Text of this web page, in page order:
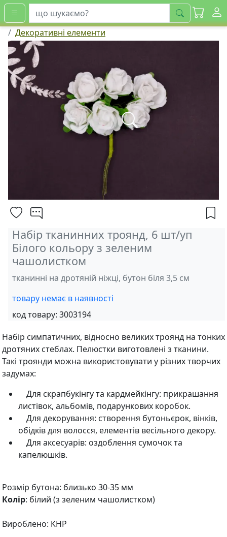
шукати
Декоративні елементи
Набір тканинних троянд, 6 шт/уп
Білого кольору з зеленим
чашолистком
тканинні на дротяній ніжці, бутон біля 3,5 см
товару немає в наявності
код товару: 3003194
Набір симпатичних, відносно великих троянд на тонких
дротяних стеблах. Пелюстки виготовлені з тканини.
Такі троянди можна використовувати у різних творчих
задумах:
Для скрапбукінгу та кардмейкінгу: прикрашання
листівок, альбомів, подарункових коробок.
Для декорування: створення бутоньєрок, вінків,
обідків для волосся, елементів весільного декору.
Для аксесуарів: оздоблення сумочок та
капелюшків.
Розмір бутона: близько 30-35 мм
Колір: білий (з зеленим чашолистком)
Вироблено: КНР